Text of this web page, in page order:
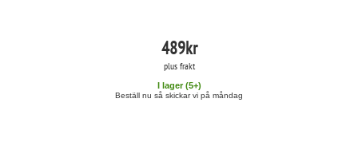
489kr
plus frakt
I lager (5+)
Beställ nu så skickar vi på måndag